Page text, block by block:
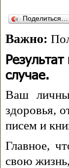
Поделиться…
Важно:
случае.
Ваш
здоровья,
писем и
Главное,
свою